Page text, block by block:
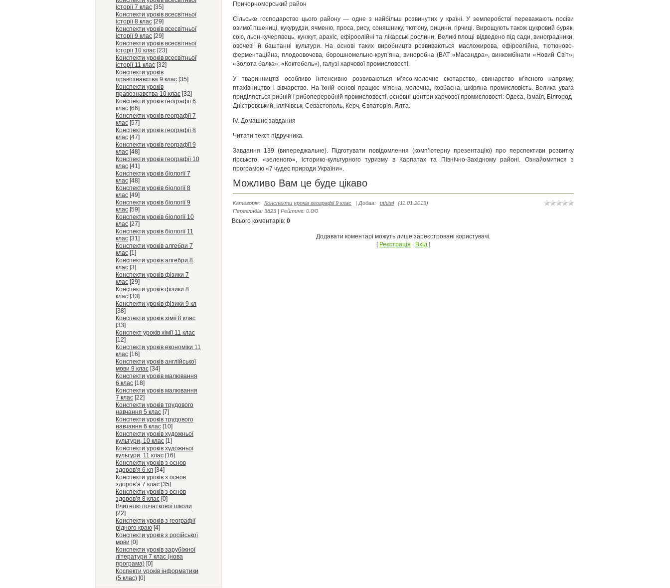
історії 7 клас [35]
Конспекти уроків всесвітньої
історії 8 клас [29]
Конспекти уроків всесвітньої
історії 9 клас [29]
Конспекти уроків всесвітньої
історії 10 клас [23]
Конспекти уроків всесвітньої
історії 11 клас [32]
Конспекти уроків
правознавства 9 клас [35]
Конспекти уроків
правознавства 10 клас [32]
Конспекти уроків географії 6
клас [66]
Конспекти уроків географії 7
клас [57]
Конспекти уроків географії 8
клас [47]
Конспекти уроків географії 9
клас [48]
Конспекти уроків географії 10
клас [41]
Конспекти уроків біології 7
клас [48]
Конспекти уроків біології 8
клас [49]
Конспекти уроків біології 9
клас [59]
Конспекти уроків біології 10
клас [27]
Конспекти уроків біології 11
клас [31]
Конспекти уроків алгебри 7
клас [1]
Конспекти уроків алгебри 8
клас [3]
Конспекти уроків фізики 7
клас [29]
Конспекти уроків фізики 8
клас [33]
Конспекти уроків фізики 9 кл
[38]
Конспекти уроків хімії 8 клас
[33]
Конспект уроків хімії 11 клас
[12]
Конспекти уроків економіки 11
клас [16]
Конспекти уроків англійської
мови 9 клас [34]
Конспекти уроків малювання
6 клас [18]
Конспекти уроків малювання
7 клас [22]
Конспекти уроків трудового
навчання 5 клас [7]
Конспекти уроків трудового
навчання 6 клас [10]
Конспекти уроків художньої
культури, 10 клас [1]
Конспекти уроків художньої
культури, 11 клас [16]
Конспекти уроків з основ
здоров’я 6 кл [34]
Конспекти уроків з основ
здоров’я 7 клас [35]
Конспекти уроків з основ
здоров’я 8 клас [0]
Вчителю початкової школи
[22]
Конспекти уроків з географії
рідного краю [4]
Конспекти уроків з російської
мови [0]
Конспекти уроків зарубіжної
літератури 7 клас (нова
програма) [0]
Коспекти уроків інформатики
(5 клас) [0]
Причорноморський район
Сільське господарство цього району — одне з найбільш роз­винутих у країні. У землеробстві переважають посіви
озимої пшениці, кукурудзи, ячменю, проса, рису, соняшнику, тютю­ну, рицини, гірчиці. Вирощують також цукровий буряк,
сою, льон-кучерявець, кунжут, арахіс, ефіроолійні та лікарські рос­лини. Великі площі відведено під сади, виноградники,
овочеві й баштанні культури. На основі таких виробництв розвиваються масложирова, ефіроолійна, тютюново-
ферментаційна, плодоово­чева, борошномельно-круп’яна, виноробна (ВАТ «Масандра», винкомбінати «Новий Світ»,
«Золота балка», «Коктебель»), галузі харчової промисловості.
У тваринництві особливо інтенсивно розвиваються м’ясо-молочне скотарство, свинарство м’ясного напряму,
птахівництво і вівчарство. На їхній основі працює м’ясна, молочна, ковбасна, шкіряна промисловість. Велика увага
приділяється рибній і рибо­переробній промисловості, основні центри харчової промисловості: Одеса, Ізмаїл, Білгород-
Дністровський, Іллічівськ, Севастополь, Керч, Євпаторія, Ялта.
ІV. Домашнє завдання
Читати текст підручника.
Завдання 139 (випереджальне). Підготувати повідомлення (комп’ютерну презентацію) про перспективи розвитку
гірсько­го, «зеленого», історико-культурного туризму в Карпатах та Північно-Західному районі. Ознайомитися з
програмою «7 чудес природи України».
Можливо Вам це буде цікаво
Категорія: Конспекти уроків географії 9 клас | Додав: uthitel
(11.01.2013)
Переглядів: 3823 | Рейтинг: 0.0/0
Всього коментарів: 0
Додавати коментарі можуть лише зареєстровані користувачі.
[ Реєстрація Вхід ]